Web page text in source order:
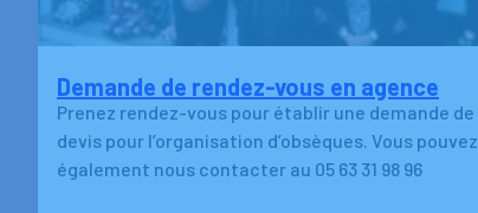
Demande de rendez-vous en agence
Prenez rendez-vous pour établir une demande de
devis pour l’organisation d’obsèques. Vous pouvez
également nous contacter au 05 63 31 98 96